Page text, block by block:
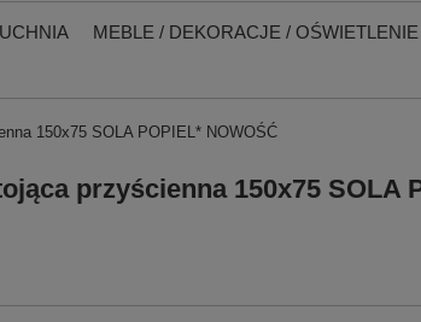
MEBLE / DEKORACJE / OŚWIETLENIE
150x75 SOLA POPIEL* NOWOŚĆ
przyścienna 150x75 SOLA